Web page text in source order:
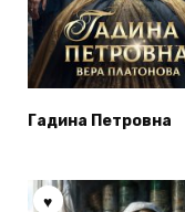
Гадина Петровна